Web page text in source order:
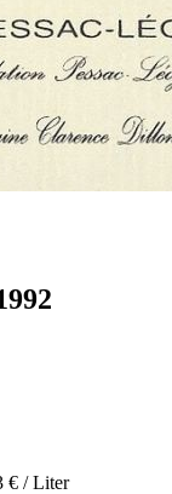
€ / Liter